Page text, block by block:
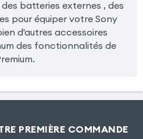
batteries externes , des
pour équiper votre Sony
d'autres accessoires
des fonctionnalités de
PREMIÈRE COMMANDE